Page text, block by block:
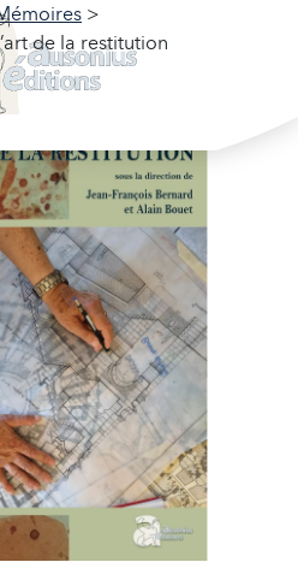
de la restitution